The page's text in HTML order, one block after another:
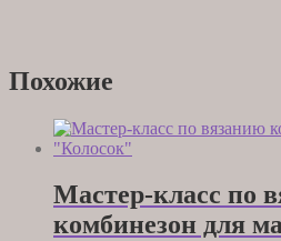
Похожие
Мастер-класс по
комбинезон для